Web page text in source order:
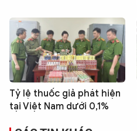
Tỷ lệ thuốc giả phát hiện
tại Việt Nam dưới 0,1%